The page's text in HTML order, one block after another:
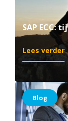
SAP ECC:
Lees verder:
Blog